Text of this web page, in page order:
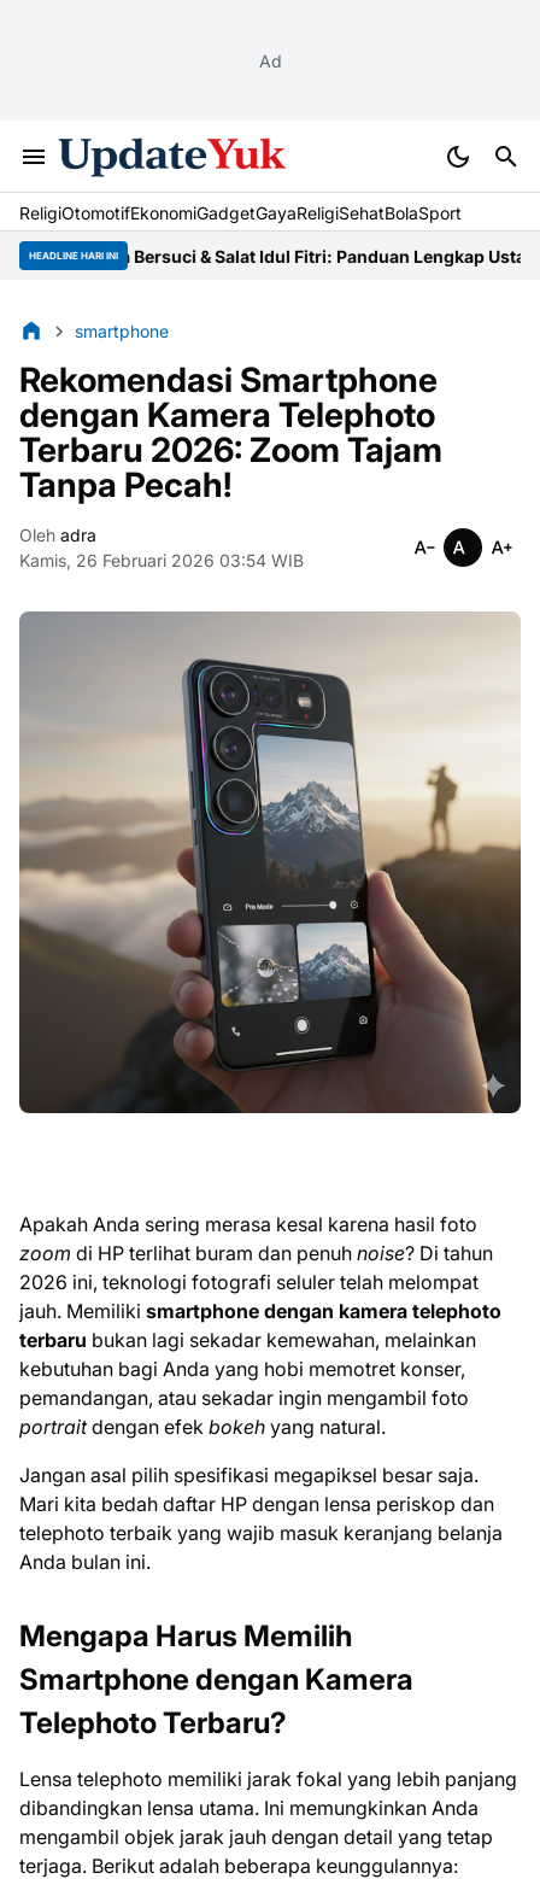
Ad
ReligiOtomotifEkonomiGadgetGayaReligiSehatBolaSport
HEADLINE HARI INI
Cara Bersuci & Salat Idul Fitri: Panduan Lengkap UstazNiat
smartphone
Rekomendasi Smartphone
dengan Kamera Telephoto
Terbaru 2026: Zoom Tajam
Tanpa Pecah!
Oleh adra
Kamis, 26 Februari 2026 03:54 WIB
Apakah Anda sering merasa kesal karena hasil foto
zoom di HP terlihat buram dan penuh noise? Di tahun
2026 ini, teknologi fotografi seluler telah melompat
jauh. Memiliki smartphone dengan kamera telephoto
terbaru bukan lagi sekadar kemewahan, melainkan
kebutuhan bagi Anda yang hobi memotret konser,
pemandangan, atau sekadar ingin mengambil foto
portraitdengan efek bokeh yang natural.
Jangan asal pilih spesifikasi megapiksel besar saja.
Mari kita bedah daftar HP dengan lensa periskop dan
telephoto terbaik yang wajib masuk keranjang belanja
Anda bulan ini.
Mengapa Harus Memilih
Smartphone dengan Kamera
Telephoto Terbaru?
Lensa telephoto memiliki jarak fokal yang lebih panjang
dibandingkan lensa utama. Ini memungkinkan Anda
mengambil objek jarak jauh dengan detail yang tetap
terjaga. Berikut adalah beberapa keunggulannya: